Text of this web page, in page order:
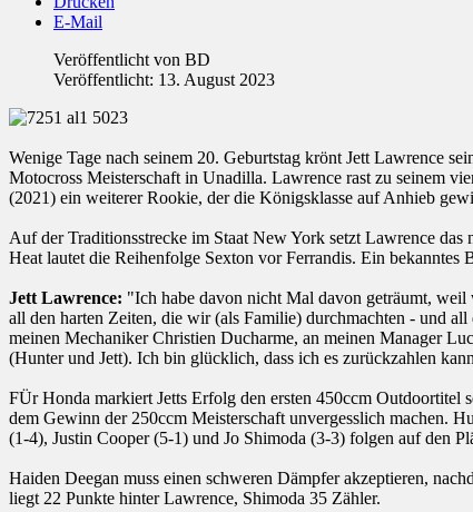
E-Mail
Veröffentlicht von BD
Veröffentlicht: 13. August 2023
Wenige Tage nach seinem 20. Geburtstag krönt Jett Lawrence
Motocross Meisterschaft in Unadilla. Lawrence rast zu seinem
(2021) ein weiterer Rookie, der die Königsklasse auf Anhieb
Auf der Traditionsstrecke im Staat New York setzt Lawrence
Heat lautet die Reihenfolge Sexton vor Ferrandis. Ein bekanntes
Jett Lawrence: "Ich habe davon nicht Mal davon geträumt, weil
all den harten Zeiten, die wir (als Familie) durchmachten - und
meinen Mechaniker Christien Ducharme, an meinen Manager
(Hunter und Jett). Ich bin glücklich, dass ich es zurückzahlen
FÜr Honda markiert Jetts Erfolg den ersten 450ccm Outdoortitel
dem Gewinn der 250ccm Meisterschaft unvergesslich machen.
(1-4), Justin Cooper (5-1) und Jo Shimoda (3-3) folgen auf den
Haiden Deegan muss einen schweren Dämpfer akzeptieren,
liegt 22 Punkte hinter Lawrence, Shimoda 35 Zähler.